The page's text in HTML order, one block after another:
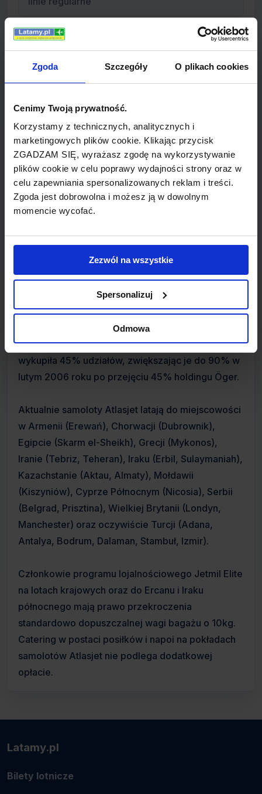
Zgoda Szczegóły O plikach cookies
Cenimy Twoją prywatność.
Korzystamy z technicznych, analitycznych i
marketingowych plików cookie. Klikając przycisk
ZGADZAM SIĘ, wyrażasz zgodę na wykorzystywanie
plików cookie w celu poprawy wydajności strony oraz w
celu zapewniania spersonalizowanych reklam i treści.
Zgoda jest dobrowolna i możesz ją w dowolnym
momencie wycofać.
Zezwól na wszystkie
Spersonalizuj
Odmowa
Informacje o linii Atlasjet
dzielnicy Florya w stambulskim dystrykcie
Bakirköy. Przewoźnik operuje regularnymi,
pasażerskimi lotami krajowymi i
międzynarodowymi, a także czarterowymi do
Europy, Kazachstanu i Zjednoczonych Emiratów
Arabskich. Portami lotniczymi przeważnie
wykorzystywanymi przez linie są Atatürk
Cyprze Północnym, Adnan Menderes Airport w
Izmirze lub Antalya Airport.
Linie powstały w marcu 2001 roku i w ciągu kilku
miesięcy rozpoczęły działalność. Formalnie znane
jako Atlasjet International Airlines, linie stanowiły
filię firmy Öger Holdings. W roku 2004 Grupa ETS
wykupiła 45% udziałów, zwiększając je do 90% w
lutym 2006 roku po przejęciu 45% holdingu Öger.
Aktualnie samoloty Atlasjet latają do miejscowości
w Armenii (Erewań), Chorwacji (Dubrownik),
Egipcie (Skarm el-Sheikh), Grecji (Mykonos),
Iranie (Tebriz, Teheran), Iraku (Erbil, Sulaymaniah),
Kazachstanie (Aktau, Almaty), Mołdawii
(Kiszyniów), Cyprze Północnym (Nicosia), Serbii
(Belgrad, Prisztina), Wielkiej Brytanii (Londyn,
Manchester) oraz oczywiście Turcji (Adana,
Antalya, Bodrum, Dalaman, Stambuł, Izmir).
Członkowie programu lojalnościowego Jetmil Elite
na lotach krajowych oraz do Ercanu i Iraku
północnego mają prawo przekroczenia
standardowo dopuszczalnej wagi bagażu o 10kg.
Catering w postaci posiłków i napoi na pokładach
samolotów Atlasjet nie podlega dodatkowej
opłacie.
Latamy.pl
Bilety lotnicze